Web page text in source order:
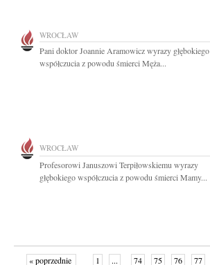
WROCŁAW
Pani doktor Joannie Aramowicz wyrazy głębokiego
współczucia z powodu śmierci Męża...
WROCŁAW
Profesorowi Januszowi Terpiłowskiemu wyrazy
głębokiego współczucia z powodu śmierci Mamy...
« poprzednie 1 ... 74 75 76 77